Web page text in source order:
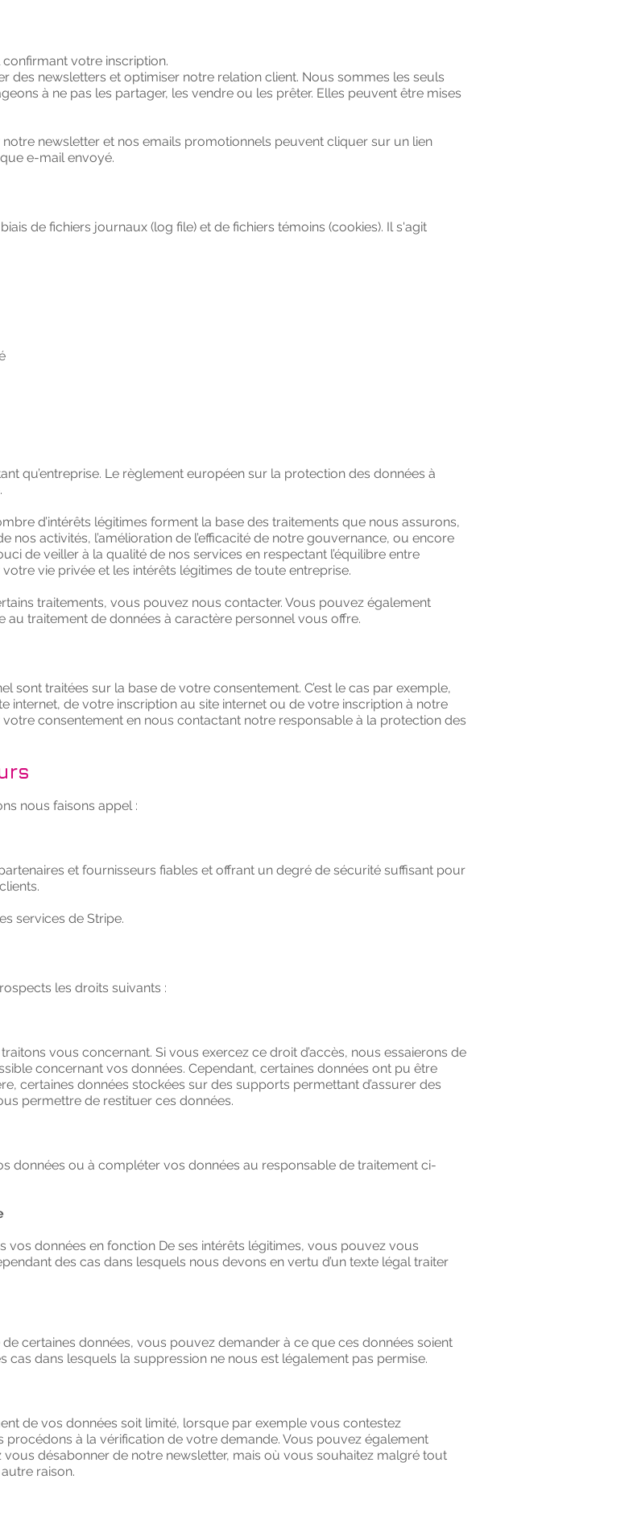
votre inscription.
des newsletters et optimiser notre relation client. Nous sommes les seuls
à ne pas les partager, les vendre ou les prêter. Elles peuvent être mises
newsletter et nos emails promotionnels peuvent cliquer sur un lien
e-mail envoyé.
de fichiers journaux (log file) et de fichiers témoins (cookies). Il s'agit
qu’entreprise. Le règlement européen sur la protection des données à
d’intérêts légitimes forment la base des traitements que nous assurons,
nos activités, l’amélioration de l’efficacité de notre gouvernance, ou encore
de veiller à la qualité de nos services en respectant l’équilibre entre
vie privée et les intérêts légitimes de toute entreprise.
traitements, vous pouvez nous contacter. Vous pouvez également
traitement de données à caractère personnel vous offre.
sont traitées sur la base de votre consentement. C’est le cas par exemple,
internet, de votre inscription au site internet ou de votre inscription à notre
consentement en nous contactant notre responsable à la protection des
nous faisons appel :
et fournisseurs fiables et offrant un degré de sécurité suffisant pour
services de Stripe.
les droits suivants :
vous concernant. Si vous exercez ce droit d’accès, nous essaierons de
concernant vos données. Cependant, certaines données ont pu être
certaines données stockées sur des supports permettant d’assurer des
permettre de restituer ces données.
données ou à compléter vos données au responsable de traitement ci-
vos données en fonction De ses intérêts légitimes, vous pouvez vous
des cas dans lesquels nous devons en vertu d’un texte légal traiter
certaines données, vous pouvez demander à ce que ces données soient
cas dans lesquels la suppression ne nous est légalement pas permise.
de vos données soit limité, lorsque par exemple vous contestez
procédons à la vérification de votre demande. Vous pouvez également
désabonner de notre newsletter, mais où vous souhaitez malgré tout
raison.